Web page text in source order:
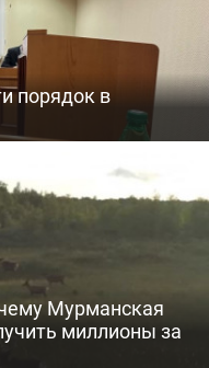
порядок в
Мурманская
миллионы за